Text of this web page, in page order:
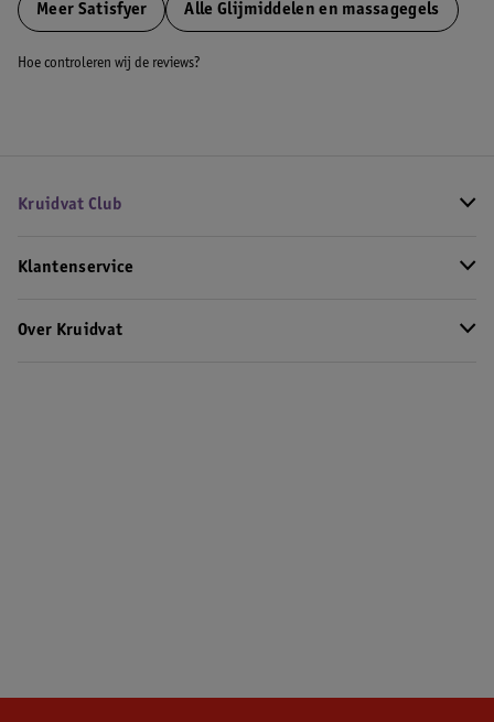
Meer Satisfyer Alle Glijmiddelen en massagegels
Hoe controleren wij de reviews?
Kruidvat Club
Klantenservice
Over Kruidvat